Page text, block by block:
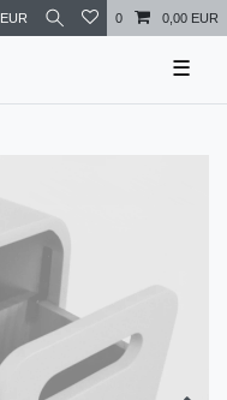
EUR 0 0,00 EUR
☰